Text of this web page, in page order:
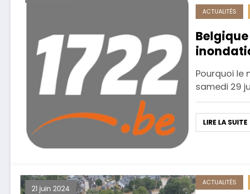
ACTUALITÉS
Pourquoi le
samedi 29
LIRE LA SUITE
21 juin 2024
ACTUALITÉS